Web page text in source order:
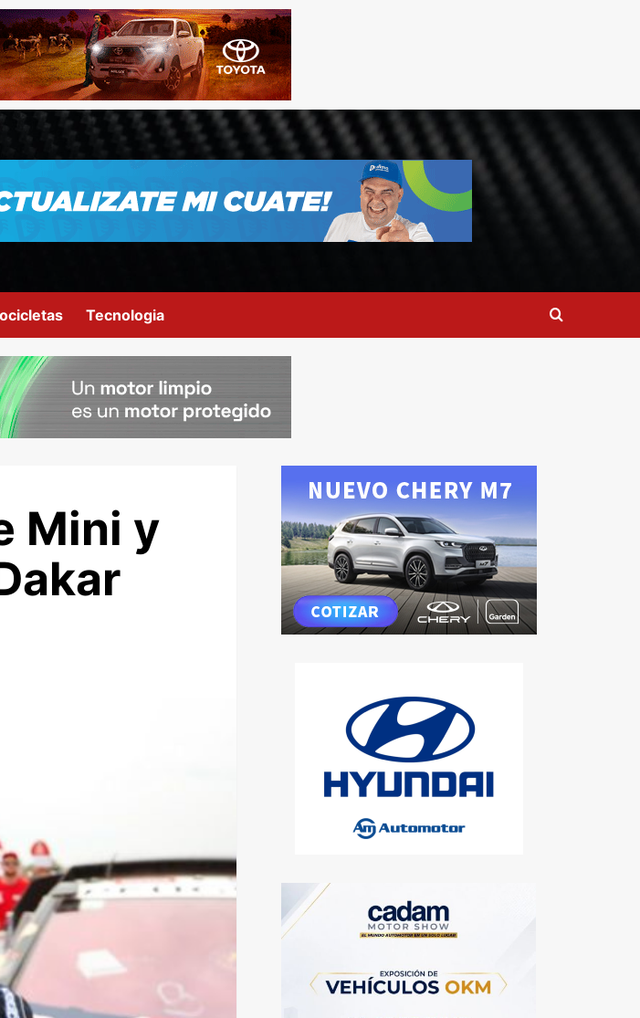
Tecnologia
Mini y